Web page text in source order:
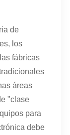
de
los
fábricas
áreas
"clase
para
debe